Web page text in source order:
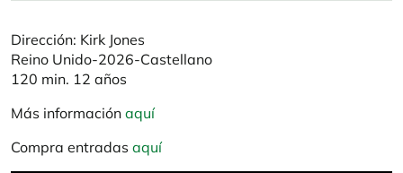
Dirección: Kirk Jones
Reino Unido-2026-Castellano
120 min. 12 años
Más información aquí
Compra entradas aquí